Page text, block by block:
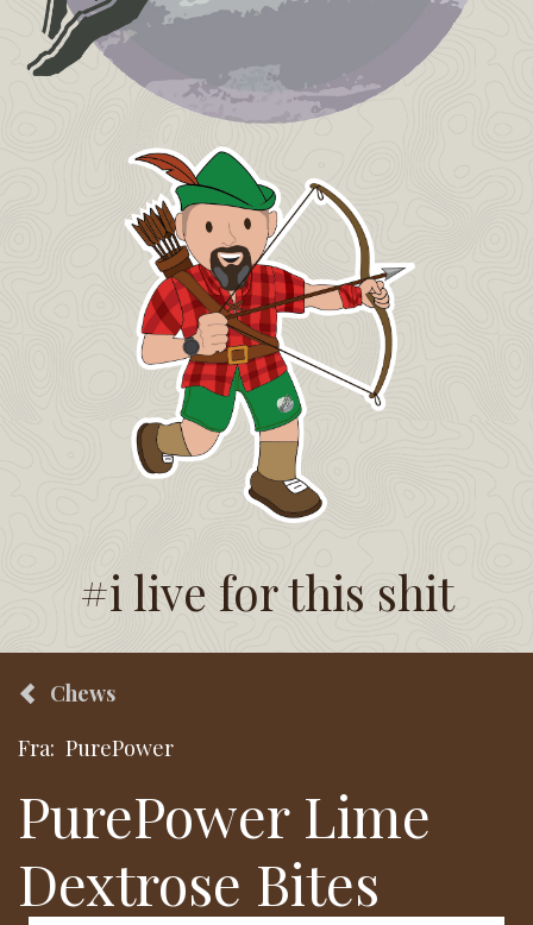
#i live for this shit
Chews
Fra: PurePower
PurePower Lime
Dextrose Bites